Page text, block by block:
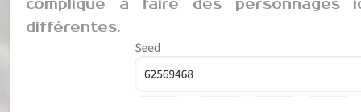
compliqué à faire des personnages
différentes.